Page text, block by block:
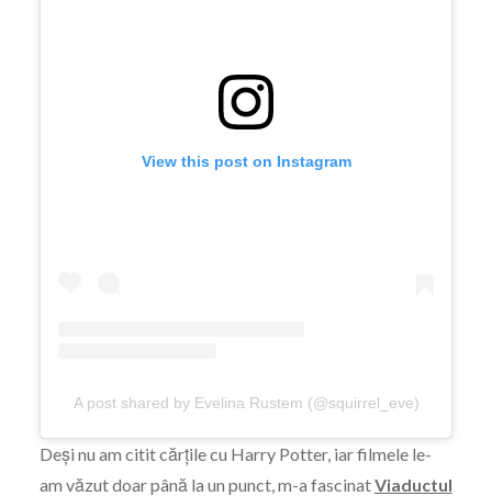
View this post on Instagram
A post shared by Evelina Rustem (@squirrel_eve)
Deși nu am citit cărțile cu Harry Potter, iar filmele le-
am văzut doar până la un punct, m-a fascinatViaductul